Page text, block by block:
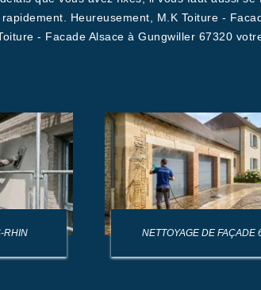
Heureusement, M.K Toiture -
- Facade Alsace à Gungwiller 67320
RHIN NETTOYAGE DE FAÇADE